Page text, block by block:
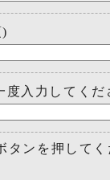
度入力してくだ
タンを押して